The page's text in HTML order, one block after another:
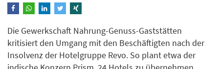
Die Gewerkschaft Nahrung-Genuss-Gaststätten
kritisiert den Umgang mit den Beschäftigten nach der
Insolvenz der Hotelgruppe Revo. So plant etwa der